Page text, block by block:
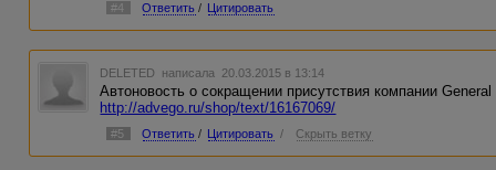
#4 Ответить / Цитировать
DELETED написала 20.03.2015 в 13:14
Автоновость о сокращении присутствия компании
http://advego.ru/shop/text/16167069/
#5 Ответить / Цитировать / Скрыть ветку